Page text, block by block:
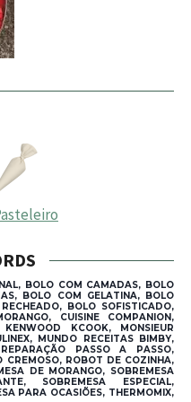
BOLO COM CAMADAS, BOLO
BOLO COM GELATINA, BOLO
BOLO SOFISTICADO,
CUISINE COMPANION,
KCOOK, MONSIEUR
MUNDO RECEITAS BIMBY,
PASSO A PASSO,
CREMOSO, ROBOT DE COZINHA,
DE MORANGO, SOBREMESA
SOBREMESA ESPECIAL,
PARA OCASIÕES, THERMOMIX,